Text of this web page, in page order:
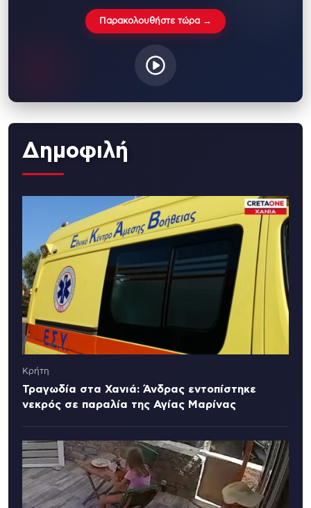
Παρακολουθήστε τώρα →
Δημοφιλή
Κρήτη
Τραγωδία στα Χανιά: Άνδρας εντοπίστηκε
νεκρός σε παραλία της Αγίας Μαρίνας